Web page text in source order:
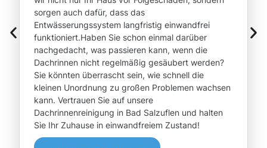
sorgen auch dafür, dass das
Entwässerungssystem langfristig einwandfrei
funktioniert.Haben Sie schon einmal darüber
nachgedacht, was passieren kann, wenn die
Dachrinnen nicht regelmäßig gesäubert werden?
Sie könnten überrascht sein, wie schnell die
kleinen Unordnung zu großen Problemen wachsen
kann. Vertrauen Sie auf unsere
Dachrinnenreinigung in Bad Salzuflen und halten
Sie Ihr Zuhause in einwandfreiem Zustand!